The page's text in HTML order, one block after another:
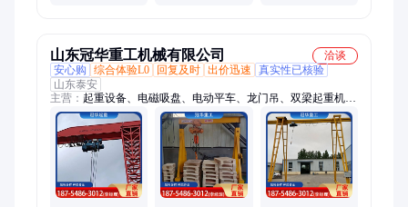
山东冠华重工机械有限公司
洽谈
安心购
综合体验L0 回复及时 出价迅速
真实性已核验
山东泰安
主营： 起重设备、电磁吸盘、电动平车、龙门吊、双梁起重机、
单梁起重机、可移动起重机、电动葫芦、欧式起重机